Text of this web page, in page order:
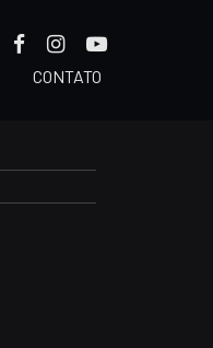
CONTATO